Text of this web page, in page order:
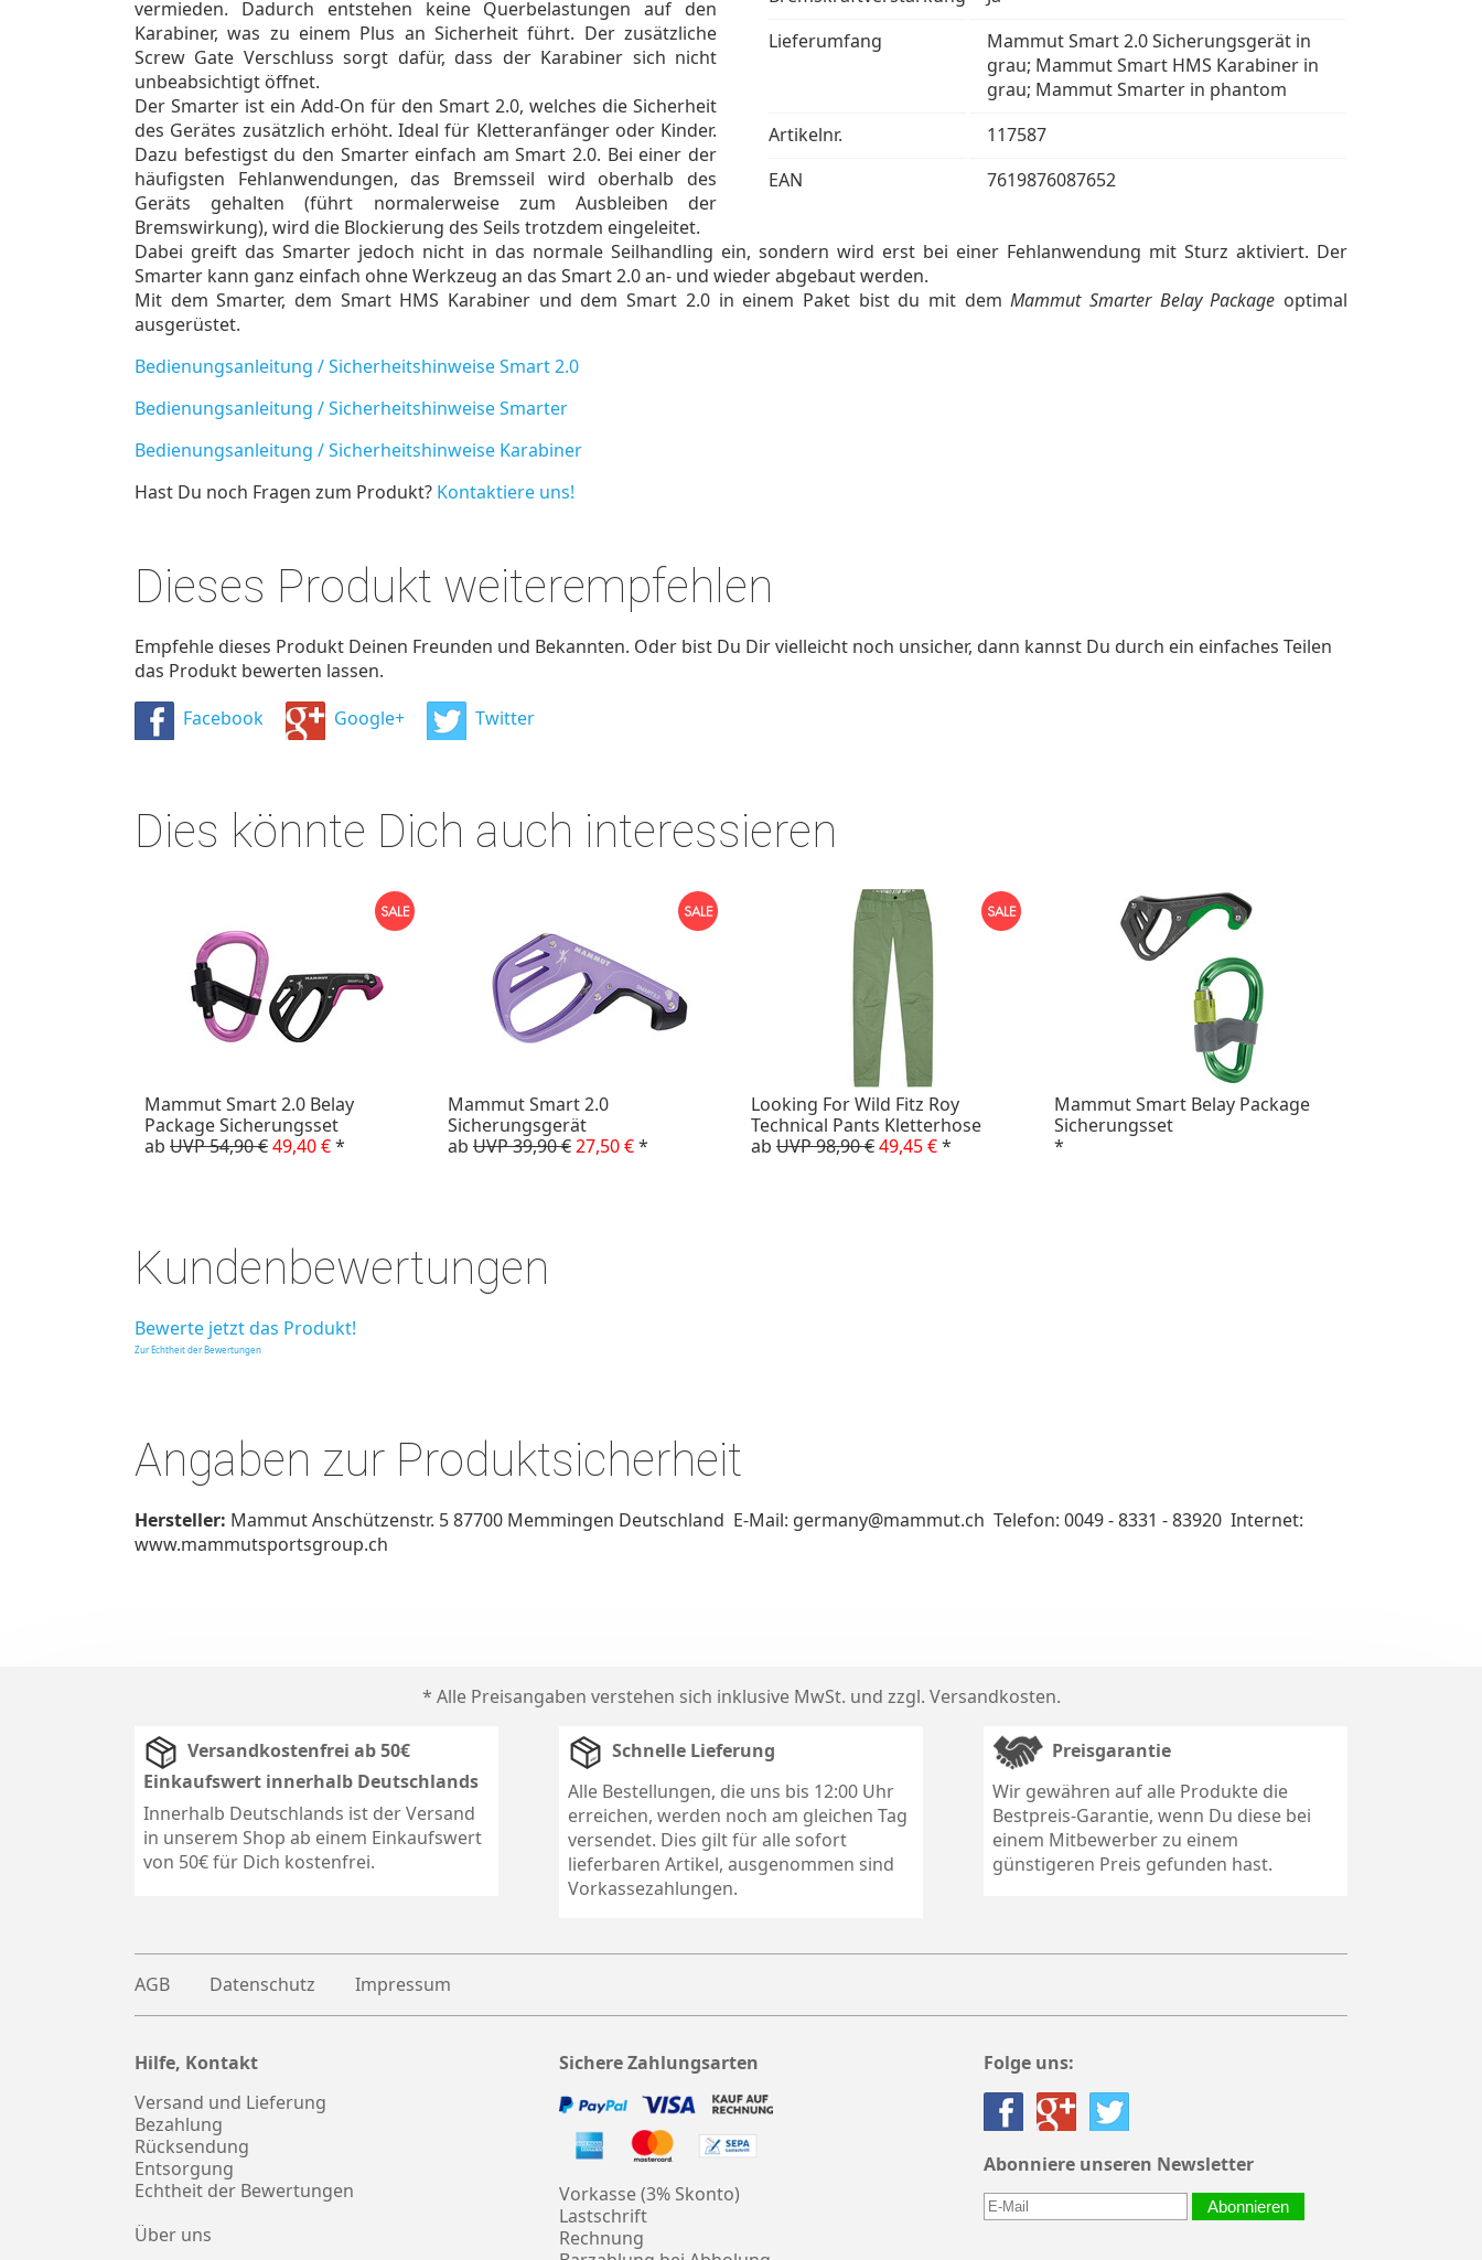
Lieferumfang
Mammut Smart 2.0 Sicherungsgerät in
grau; Mammut Smart HMS Karabiner in
grau; Mammut Smarter in phantom
Artikelnr.
117587
EAN
7619876087652
vermieden. Dadurch entstehen keine Querbelastungen auf den
Karabiner, was zu einem Plus an Sicherheit führt. Der zusätzliche
Screw Gate Verschluss sorgt dafür, dass der Karabiner sich nicht
unbeabsichtigt öffnet.
Der Smarter ist ein Add-On für den Smart 2.0, welches die Sicherheit
des Gerätes zusätzlich erhöht. Ideal für Kletteranfänger oder Kinder.
Dazu befestigst du den Smarter einfach am Smart 2.0. Bei einer der
häufigsten Fehlanwendungen, das Bremsseil wird oberhalb des
Geräts gehalten (führt normalerweise zum Ausbleiben der
Bremswirkung), wird die Blockierung des Seils trotzdem eingeleitet.
Dabei greift das Smarter jedoch nicht in das normale Seilhandling ein, sondern wird erst bei einer Fehlanwendung mit Sturz aktiviert. Der
Smarter kann ganz einfach ohne Werkzeug an das Smart 2.0 an- und wieder abgebaut werden.
Mit dem Smarter, dem Smart HMS Karabiner und dem Smart 2.0 in einem Paket bist du mit demMammut Smarter Belay Package optimal
ausgerüstet.
Bedienungsanleitung / Sicherheitshinweise Smart 2.0
Bedienungsanleitung / Sicherheitshinweise Smarter
Bedienungsanleitung / Sicherheitshinweise Karabiner
Hast Du noch Fragen zum Produkt? Kontaktiere uns!
Dieses Produkt weiterempfehlen
Empfehle dieses Produkt Deinen Freunden und Bekannten. Oder bist Du Dir vielleicht noch unsicher, dann kannst Du durch ein einfaches Teilen
das Produkt bewerten lassen.
Facebook
Google+ Twitter
Dies könnte Dich auch interessieren
Mammut Smart 2.0 Belay
Package Sicherungsset
ab UVP 54,90 €49,40 €*
Mammut Smart 2.0
Sicherungsgerät
ab UVP 39,90 €27,50 €*
Looking For Wild Fitz Roy
Technical Pants Kletterhose
ab UVP 98,90 €49,45 €*
Mammut Smart Belay Package
Sicherungsset
*
Kundenbewertungen
Bewerte jetzt das Produkt!
Zur Echtheit der Bewertungen
Angaben zur Produktsicherheit
Hersteller: Mammut Anschützenstr. 5 87700 Memmingen Deutschland E-Mail: germany@mammut.ch Telefon: 0049 - 8331 - 83920 Internet:
www.mammutsportsgroup.ch
* Alle Preisangaben verstehen sich inklusive MwSt. und zzgl. Versandkosten.
Versandkostenfrei ab 50€
Einkaufswert innerhalb Deutschlands
Innerhalb Deutschlands ist der Versand
in unserem Shop ab einem Einkaufswert
von 50€ für Dich kostenfrei.
Schnelle Lieferung
Alle Bestellungen, die uns bis 12:00 Uhr
erreichen, werden noch am gleichen Tag
versendet. Dies gilt für alle sofort
lieferbaren Artikel, ausgenommen sind
Vorkassezahlungen.
Preisgarantie
Wir gewähren auf alle Produkte die
Bestpreis-Garantie, wenn Du diese bei
einem Mitbewerber zu einem
günstigeren Preis gefunden hast.
AGB Datenschutz Impressum
Hilfe, Kontakt
Versand und Lieferung
Bezahlung
Rücksendung
Entsorgung
Echtheit der Bewertungen
Über uns
Sichere Zahlungsarten
Vorkasse (3% Skonto)
Lastschrift
Rechnung
Folge uns:
Abonniere unseren Newsletter
Abonnieren